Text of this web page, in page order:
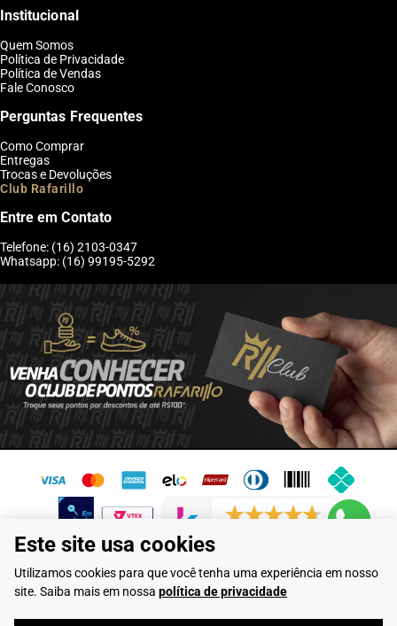
Este site usa cookies
Utilizamos cookies para que você tenha uma experiência em nosso
site. Saiba mais em nossa política de privacidade
Institucional
Quem Somos
Política de Privacidade
Política de Vendas
Fale Conosco
Perguntas Frequentes
Como Comprar
Entregas
Trocas e Devoluções
Club Rafarillo
Entre em Contato
Telefone: (16) 2103-0347
Whatsapp: (16) 99195-5292
Flamarian Comércio de Calçados LTDA - CNPJ: 10.913.950/0001-60 -
Rua Evangelista de Lima, 710 - Franca/SP
Coronel Tamarindo, 2435 - Franca/SP